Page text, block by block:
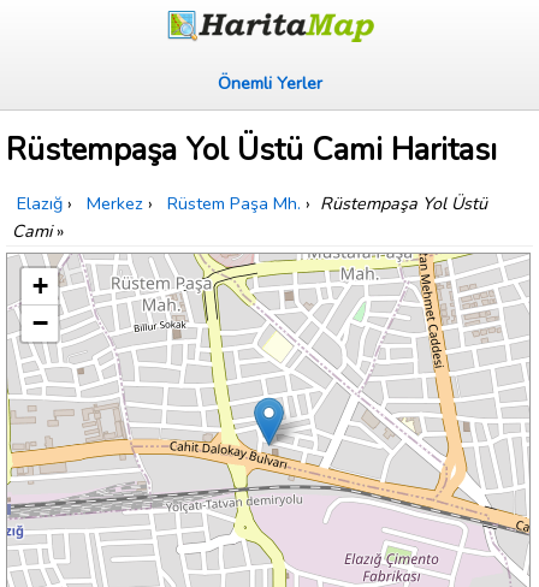
Önemli Yerler
Rüstempaşa Yol Üstü Cami Haritası
Elazığ › Merkez › Rüstem Paşa Mh. › Rüstempaşa Yol Üstü
Cami»
+
−